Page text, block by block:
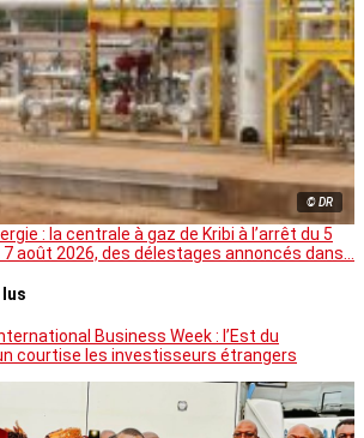
© DR
: la centrale à gaz de Kribi à l’arrêt du 5
7 août 2026, des délestages annoncés dans…
lus
Business Week : l’Est du
courtise les investisseurs étrangers